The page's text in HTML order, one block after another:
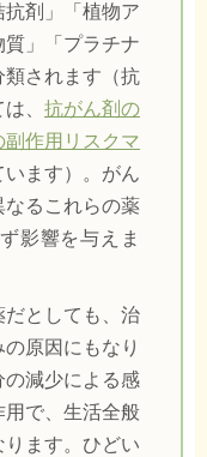
剤」「植物ア
」「プラチナ
されます（抗
、 抗がん剤の
作用リスクマ
ます）。がん
るこれらの薬
影響を与えま
だとしても、治
原因にもなり
の減少による感
で、生活全般
ます。ひどい